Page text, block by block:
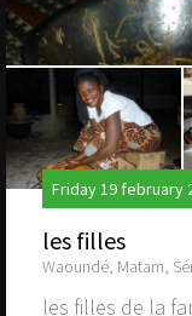
Friday 19 february
les filles
Waoundé, Matam,
les filles de la